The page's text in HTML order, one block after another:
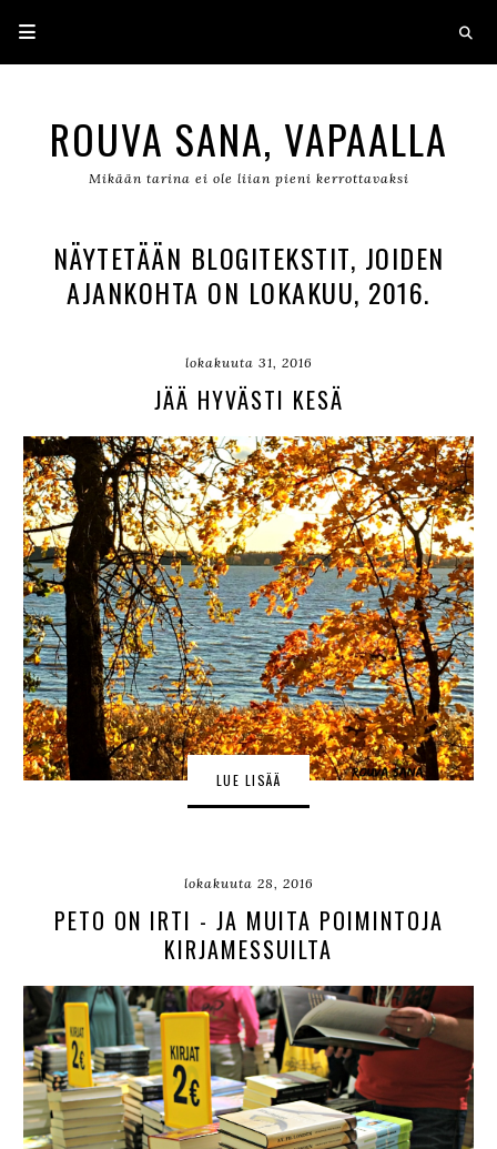
ROUVA SANA, VAPAALLA
Mikään tarina ei ole liian pieni kerrottavaksi
NÄYTETÄÄN BLOGITEKSTIT, JOIDEN
AJANKOHTA ON LOKAKUU, 2016.
lokakuuta 31, 2016
JÄÄ HYVÄSTI KESÄ
LUE LISÄÄ
lokakuuta 28, 2016
PETO ON IRTI - JA MUITA POIMINTOJA
KIRJAMESSUILTA